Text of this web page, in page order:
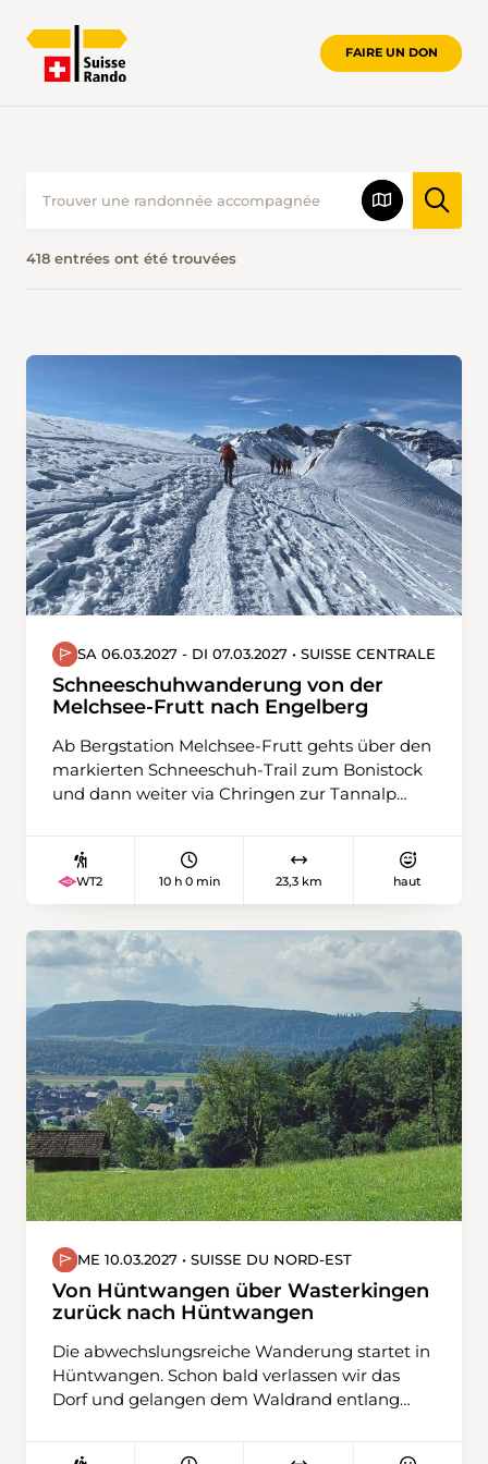
FAIRE UN DON
418 entrées ont été trouvées
SA 06.03.2027 - DI 07.03.2027 • SUISSE CENTRALE
Schneeschuhwanderung von der
Melchsee-Frutt nach Engelberg
Ab Bergstation Melchsee-Frutt gehts über den
markierten Schneeschuh-Trail zum Bonistock
und dann weiter via Chringen zur Tannalp
Gentalstrasse hinunter. Die letzten rund 2
Kilometer laufen wir aus Rücksicht auf die
Bergstrasse entlang zu unserer Herberge im
Hotel Engstlenalp. Am zweiten Tag laufen wir
zuerst über den Engstlensee und danach via
Steitäli zum Jochpass. Der Abstieg führt uns
zum Trübsee und dann zur Bergstation
Älplerseil, wo wir die Seilbahn nach Unter
Trübsee nutzen, bevor wir nach Engelberg
wandern.
WT2 10 h 0 min 23,3 km haut
ME 10.03.2027 • SUISSE DU NORD-EST
Von Hüntwangen über Wasterkingen
zurück nach Hüntwangen
Die abwechslungsreiche Wanderung startet in
Hüntwangen. Schon bald verlassen wir das
Dorf und gelangen dem Waldrand entlang